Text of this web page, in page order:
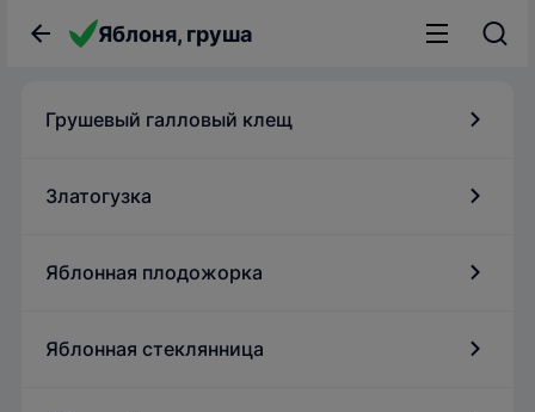
Яблоня, груша
Грушевый галловый клещ
Златогузка
Яблонная плодожорка
Яблонная стеклянница